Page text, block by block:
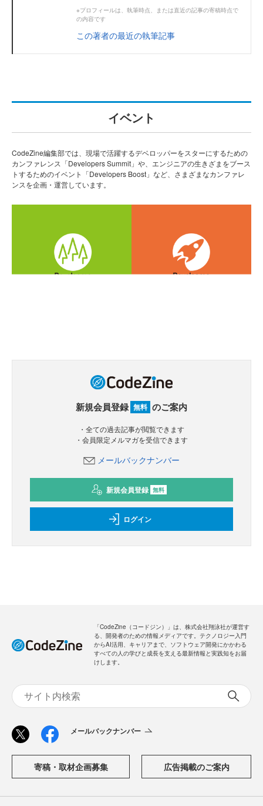
※プロフィールは、執筆時点、または直近の記事の寄稿時点で
の内容です
この著者の最近の執筆記事
イベント
CodeZine編集部では、現場で活躍するデベロッパーをスターにするための
カンファレンス「Developers Summit」や、エンジニアの生きざまをブース
トするためのイベント「Developers Boost」など、さまざまなカンファレ
ンスを企画・運営しています。
新規会員登録 無料 のご案内
・全ての過去記事が閲覧できます
・会員限定メルマガを受信できます
メールバックナンバー
新規会員登録 無料
ログイン
「CodeZine（コードジン）」は、株式会社翔泳社が運営す
る、開発者のための情報メディアです。テクノロジー入門
からAI活用、キャリアまで、ソフトウェア開発にかかわる
すべての人の学びと成長を支える最新情報と実践知をお届
けします。
メールバックナンバー
寄稿・取材企画募集 広告掲載のご案内